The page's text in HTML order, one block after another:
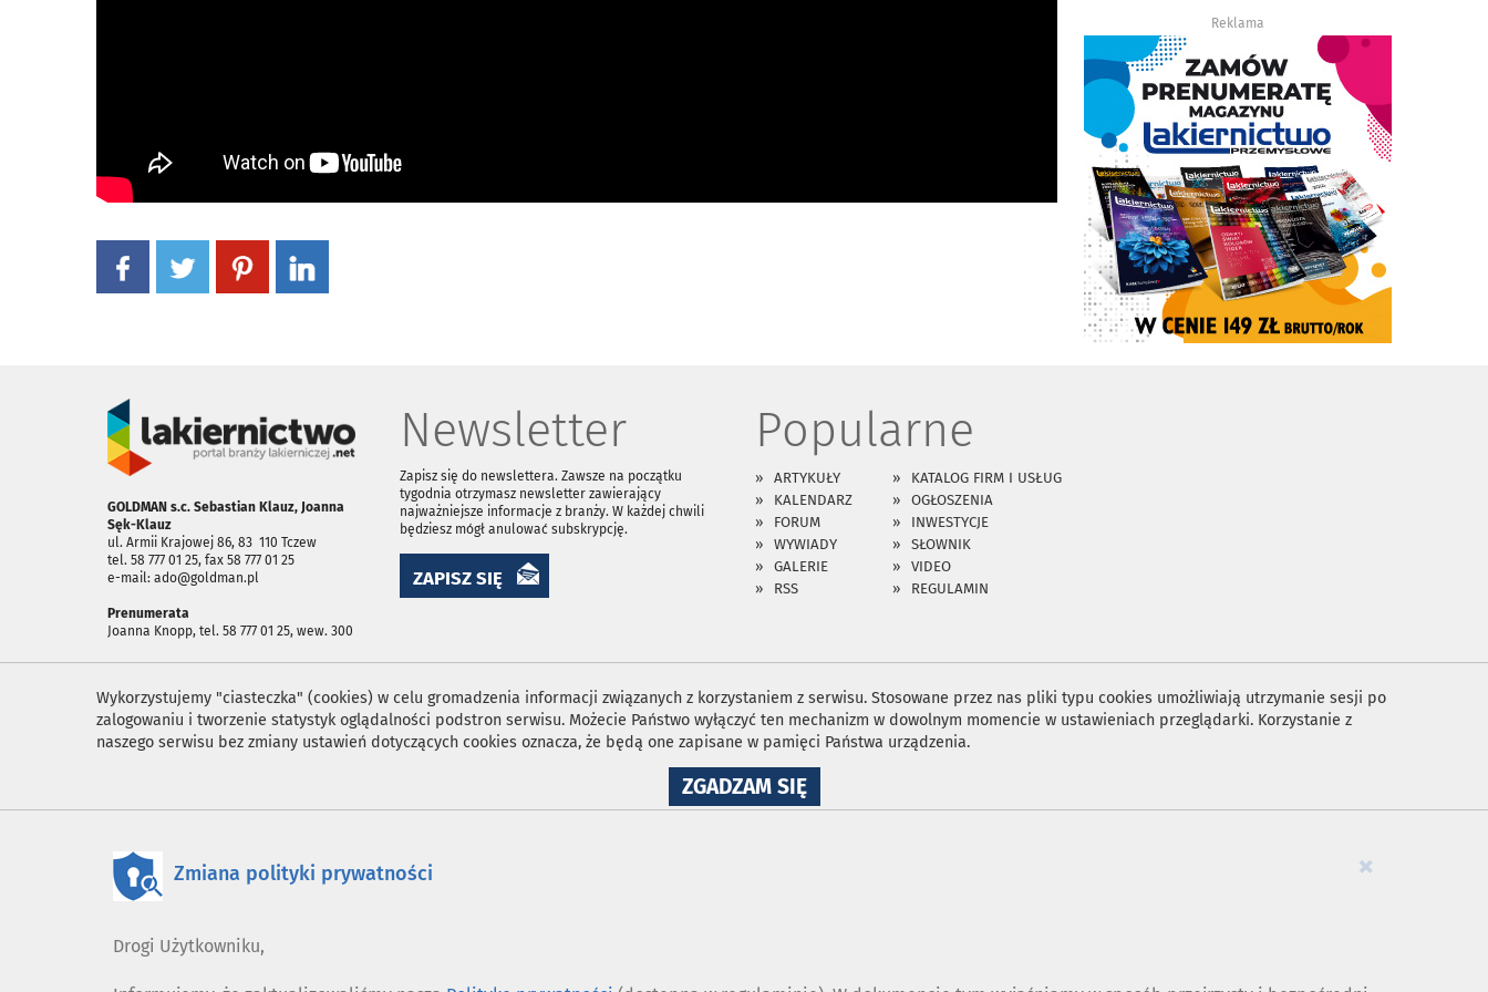
Reklama
GOLDMAN s.c. Sebastian Klauz, Joanna
Sęk-Klauz
ul. Armii Krajowej 86, 83 ­ 110 Tczew
tel. 58 777 01 25, fax 58 777 01 25
e-mail: ado@goldman.pl
Prenumerata
Joanna Knopp, tel. 58 777 01 25, wew. 300
Newsletter
Zapisz się do newslettera. Zawsze na początku
tygodnia otrzymasz newsletter zawierający
najważniejsze informacje z branży. W każdej chwili
będziesz mógł anulować subskrypcję.
ZAPISZ SIĘ
Popularne
ARTYKUŁY
KATALOG FIRM I USŁUG
KALENDARZ
OGŁOSZENIA
FORUM
INWESTYCJE
WYWIADY
SŁOWNIK
GALERIE
VIDEO
RSS
REGULAMIN
Wykorzystujemy "ciasteczka" (cookies) w celu gromadzenia informacji związanych z korzystaniem z serwisu. Stosowane przez nas pliki typu cookies umożliwiają utrzymanie sesji po
zalogowaniu i tworzenie statystyk oglądalności podstron serwisu. Możecie Państwo wyłączyć ten mechanizm w dowolnym momencie w ustawieniach przeglądarki. Korzystanie z
naszego serwisu bez zmiany ustawień dotyczących cookies oznacza, że będą one zapisane w pamięci Państwa urządzenia.
ZGADZAM SIĘNA
WYKORZYSTANIE
×
Zmiana polityki prywatności
Drogi Użytkowniku,